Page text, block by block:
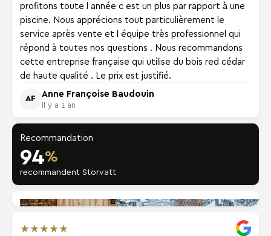
profitons toute l année c est un plus par rapport à une
piscine. Nous apprécions tout particulièrement le
service après vente et l équipe très professionnel qui
répond à toutes nos questions . Nous recommandons
cette entreprise française qui utilise du bois red cédar
de haute qualité . Le prix est justifié.
AF
Anne Françoise Baudouin
Il y a 1 an
Recommandation
94%
recommandent Storvatt
★★★★★